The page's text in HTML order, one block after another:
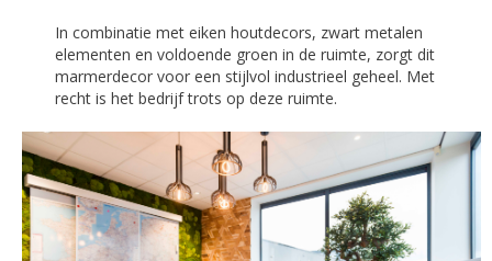
In combinatie met eiken houtdecors, zwart metalen
elementen en voldoende groen in de ruimte, zorgt dit
marmerdecor voor een stijlvol industrieel geheel. Met
recht is het bedrijf trots op deze ruimte.